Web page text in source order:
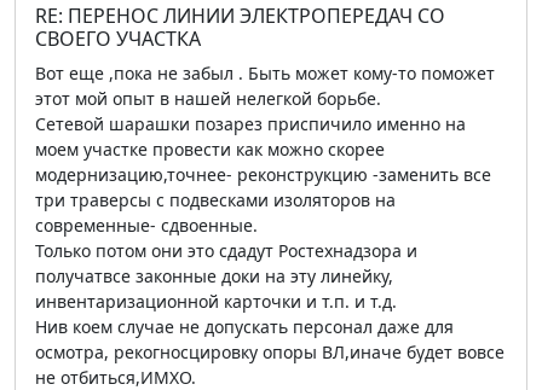
RE: ПЕРЕНОС ЛИНИИ ЭЛЕКТРОПЕРЕДАЧ СО
СВОЕГО УЧАСТКА
Вот еще ,пока не забыл . Быть может кому-то поможет
этот мой опыт в нашей нелегкой борьбе.
Сетевой шарашки позарез приспичило именно на
моем участке провести как можно скорее
модернизацию,точнее- реконструкцию -заменить все
три траверсы с подвесками изоляторов на
современные- сдвоенные.
Только потом они это сдадут Ростехнадзора и
получатвсе законные доки на эту линейку,
инвентаризационной карточки и т.п. и т.д.
Нив коем случае не допускать персонал даже для
осмотра, рекогносцировку опоры ВЛ,иначе будет вовсе
не отбиться,ИМХО.